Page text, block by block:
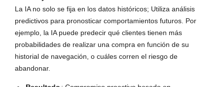
La IA no solo se fija en los datos históricos; Utiliza análisis
predictivos para pronosticar comportamientos futuros. Por
ejemplo, la IA puede predecir qué clientes tienen más
probabilidades de realizar una compra en función de su
historial de navegación, o cuáles corren el riesgo de
abandonar.